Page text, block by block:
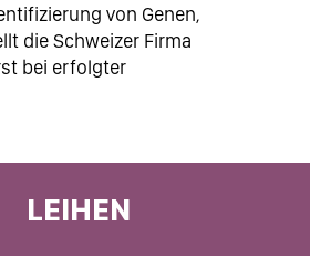
von Genen,
die Schweizer Firma
bei erfolgter
LEIHEN